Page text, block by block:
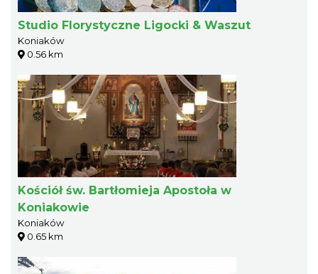
Studio Florystyczne Ligocki & Waszut
Koniaków
0.56 km
Kościół św. Bartłomieja Apostoła w
Koniakowie
Koniaków
0.65 km